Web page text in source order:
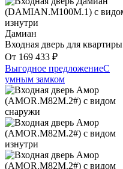
Дамиан
Входная дверь для квартиры
От 169 433 ₽
Выгодное предложениеС
умным замком